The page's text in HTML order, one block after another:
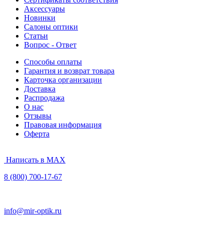
Аксессуары
Новинки
Салоны оптики
Статьи
Вопрос - Ответ
Способы оплаты
Гарантия и возврат товара
Карточка организации
Доставка
Распродажа
О нас
Отзывы
Правовая информация
Оферта
Написать в MAX
8 (800) 700-17-67
info@mir-optik.ru